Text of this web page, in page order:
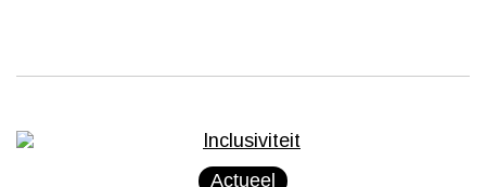
Actueel